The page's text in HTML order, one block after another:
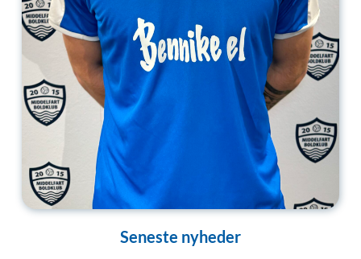
Seneste nyheder